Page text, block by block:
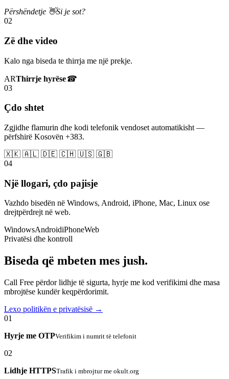
Përshëndetje 👋Si je sot?
02
Zë dhe video
Kalo nga biseda te thirrja me një prekje.
ARThirrje hyrëse☎
03
Çdo shtet
Zgjidhe flamurin dhe kodi telefonik vendoset automatikisht —
përfshirë Kosovën +383.
🇽🇰 🇦🇱 🇩🇪 🇨🇭 🇺🇸 🇬🇧
04
Një llogari, çdo pajisje
Vazhdo bisedën në Windows, Android, iPhone, Mac, Linux ose
drejtpërdrejt në web.
WindowsAndroidiPhoneWeb
Privatësi dhe kontroll
Biseda që mbeten mes jush.
Call Free përdor lidhje të sigurta, hyrje me kod verifikimi dhe masa
mbrojtëse kundër keqpërdorimit.
Lexo politikën e privatësisë →
01
Hyrje me OTPVerifikim i numrit të telefonit
02
Lidhje HTTPSTrafik i mbrojtur me okult.org